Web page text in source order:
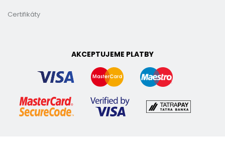
Certifikáty
AKCEPTUJEME PLATBY